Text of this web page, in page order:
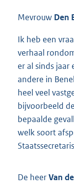
Mevrouw Den
Ik heb een
verhaal
er al sinds jaar
andere in
heel veel
bijvoorbeeld
bepaalde
welk soort
De heerVan